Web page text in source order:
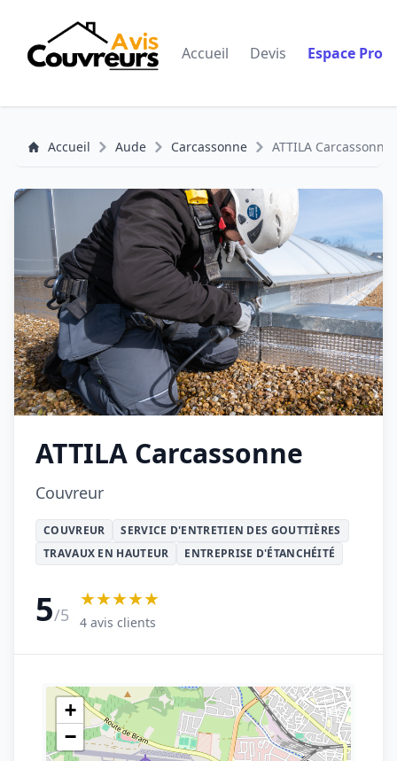
Accueil Devis Espace Pro
Accueil Aude Carcassonne ATTILA Carcassonne
ATTILA Carcassonne
Couvreur
COUVREUR
SERVICE D'ENTRETIEN DES GOUTTIÈRES
TRAVAUX EN HAUTEUR
ENTREPRISE D'ÉTANCHÉITÉ
5/5
★★★★★
4 avis clients
+
−